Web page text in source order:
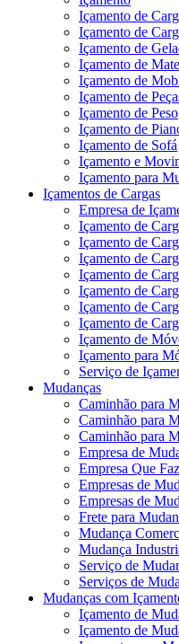
Içamento de
Içamento de
Içamento de
Içamento de
Içamento de
Içamento de
Içamento de Peso
Içamento de
Içamento de Sofá
Içamento e
Içamento para
Içamentos de Cargas
Empresa de
Içamento de
Içamento de
Içamento de
Içamento de
Içamento de
Içamento de
Içamento de
Içamento de
Içamento para
Serviço de
Mudanças
Caminhão para
Caminhão para
Caminhão para
Empresa de
Empresa Que
Empresas de
Empresas de
Frete para
Mudança
Mudança
Serviço de
Serviços de
Mudanças com
Içamento de
Içamento de